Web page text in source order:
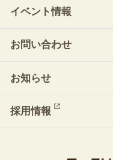
イベント情報
お問い合わせ
お知らせ
採用情報